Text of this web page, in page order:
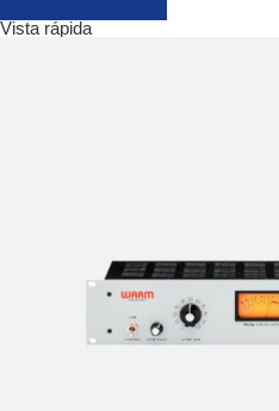
Vista rápida